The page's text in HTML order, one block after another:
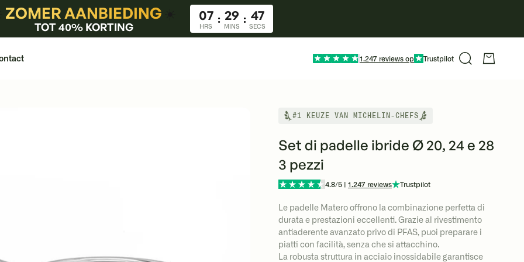
ZOMER AANBIEDING
TOT 40% KORTING
07
HRS
: 29
MINS
: 46
SECS
1.247 reviews op Trustpilot
CercaCarrello
#1 KEUZE VAN MICHELIN-CHEFS
Set di padelle ibride Ø 20, 24 e 28
3 pezzi
4.8/5 | 1.247 reviews Trustpilot
Le padelle Matero offrono la combinazione perfetta di
durata e prestazioni eccellenti. Grazie al rivestimento
antiaderente avanzato privo di PFAS, puoi preparare i
piatti con facilità, senza che si attacchino.
La robusta struttura in acciaio inossidabile garantisce